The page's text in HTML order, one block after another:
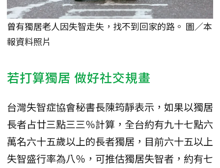
曾有獨居老人因失智走失，找不到回家的路。 圖／本
報資料照片
若打算獨居 做好社交規畫
台灣失智症協會秘書長陳筠靜表示，如果以獨居
長者占廿三點三三％計算，全台約有九十七點六
萬名六十五歲以上的長者獨居，目前六十五以上
失智盛行率為八％，可推估獨居失智者，約有七